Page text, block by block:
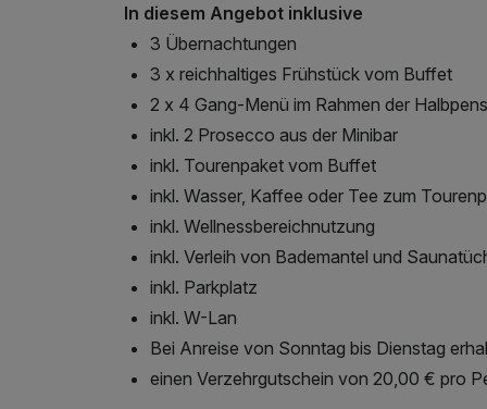
In diesem Angebot inklusive
3 Übernachtungen
3 x reichhaltiges Frühstück vom Buffet
2 x 4 Gang-Menü im Rahmen der
inkl. 2 Prosecco aus der Minibar
inkl. Tourenpaket vom Buffet
inkl. Wasser, Kaffee oder Tee zum
inkl. Wellnessbereichnutzung
inkl. Verleih von Bademantel und
inkl. Parkplatz
inkl. W-Lan
Bei Anreise von Sonntag bis Dienstag
einen Verzehrgutschein von 20,00 € pro